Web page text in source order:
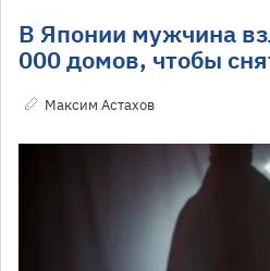
В Японии мужчина
000 домов, чтобы
Максим Астахов